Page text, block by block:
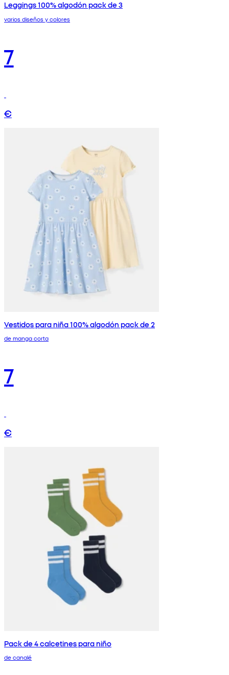
Leggings 100% algodón pack de 3
varios diseños y colores
7
€
Vestidos para niña 100% algodón pack de 2
de manga corta
7
€
Pack de 4 calcetines para niño
de canalé